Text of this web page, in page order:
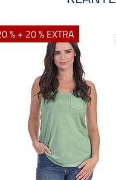
% + 20 % EXTRA